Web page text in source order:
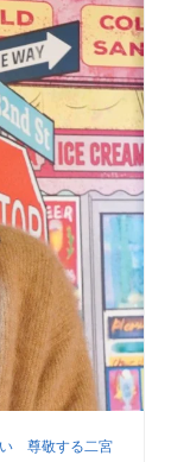
い 尊敬する二宮